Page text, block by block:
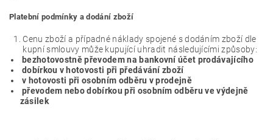
Platební podmínky a dodání zboží
Cenu zboží a případné náklady spojené s dodáním zboží dle
kupní smlouvy může kupující uhradit následujícími způsoby:
bezhotovostně převodem na bankovní účet prodávajícího
dobírkou v hotovosti při předávání zboží
v hotovosti při osobním odběru v prodejně
převodem nebo dobírkou při osobním odběru ve výdejně
zásilek